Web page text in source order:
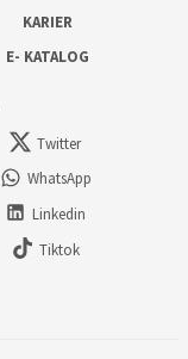
KARIER
E- KATALOG
Twitter
WhatsApp
Linkedin
Tiktok